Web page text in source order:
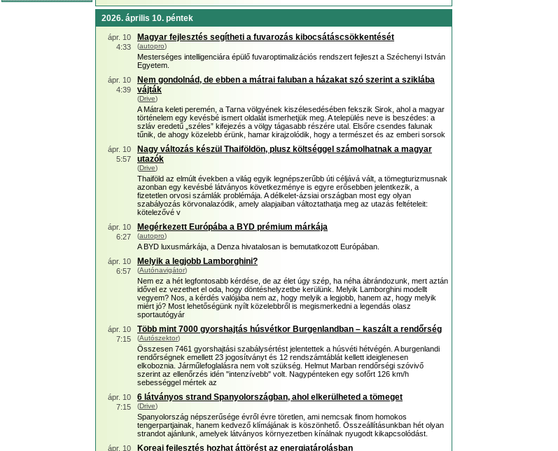
2026. április 10. péntek
ápr. 10
4:33
Magyar fejlesztés segítheti a fuvarozás kibocsátáscsökkentését
(autopro)
Mesterséges intelligenciára épülő fuvaroptimalizációs rendszert fejleszt a Széchenyi István
Egyetem.
ápr. 10
4:39
Nem gondolnád, de ebben a mátrai faluban a házakat szó szerint a sziklába
vájták
(Drive)
A Mátra keleti peremén, a Tarna völgyének kiszélesedésében fekszik Sirok, ahol a magyar
történelem egy kevésbé ismert oldalát ismerhetjük meg. A település neve is beszédes: a
szláv eredetű „széles” kifejezés a völgy tágasabb részére utal. Elsőre csendes falunak
tűnik, de ahogy közelebb érünk, hamar kirajzolódik, hogy a természet és az emberi sorsok
ápr. 10
5:57
Nagy változás készül Thaiföldön, plusz költséggel számolhatnak a magyar
utazók
(Drive)
Thaiföld az elmúlt években a világ egyik legnépszerűbb úti céljává vált, a tömegturizmusnak
azonban egy kevésbé látványos következménye is egyre erősebben jelentkezik, a
fizetetlen orvosi számlák problémája. A délkelet-ázsiai országban most egy olyan
szabályozás körvonalazódik, amely alapjaiban változtathatja meg az utazás feltételeit:
kötelezővé v
ápr. 10
6:27
Megérkezett Európába a BYD prémium márkája
(autopro)
A BYD luxusmárkája, a Denza hivatalosan is bemutatkozott Európában.
ápr. 10
6:57
Melyik a legjobb Lamborghini?
(Autónavigátor)
Nem ez a hét legfontosabb kérdése, de az élet úgy szép, ha néha ábrándozunk, mert aztán
idővel ez vezethet el oda, hogy döntéshelyzetbe kerülünk. Melyik Lamborghini modellt
vegyem? Nos, a kérdés valójába nem az, hogy melyik a legjobb, hanem az, hogy melyik
miért jó? Most lehetőségünk nyílt közelebbről is megismerkedni a legendás olasz
sportautógyár
ápr. 10
7:15
Több mint 7000 gyorshajtás húsvétkor Burgenlandban – kaszált a rendőrség
(Autószektor)
Összesen 7461 gyorshajtási szabálysértést jelentettek a húsvéti hétvégén. A burgenlandi
rendőrségnek emellett 23 jogosítványt és 12 rendszámtáblát kellett ideiglenesen
elkoboznia. Járműlefoglalásra nem volt szükség. Helmut Marban rendőrségi szóvivő
szerint az ellenőrzés idén "intenzívebb" volt. Nagypénteken egy sofőrt 126 km/h
sebességgel mértek az
ápr. 10
7:15
6 látványos strand Spanyolországban, ahol elkerülheted a tömeget
(Drive)
Spanyolország népszerűsége évről évre töretlen, ami nemcsak finom homokos
tengerpartjainak, hanem kedvező klímájának is köszönhető. Összeállításunkban hét olyan
strandot ajánlunk, amelyek látványos környezetben kínálnak nyugodt kikapcsolódást.
ápr. 10
Koreai fejlesztés hozhat áttörést az energiatárolásban